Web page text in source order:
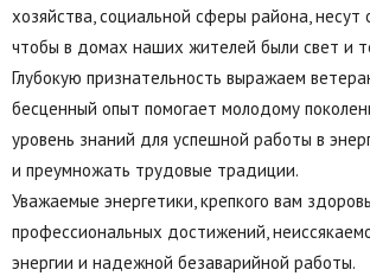
хозяйства, социальной сферы района, несут
чтобы в домах наших жителей были свет и
Глубокую признательность выражаем
бесценный опыт помогает молодому
уровень знаний для успешной работы в
и преумножать трудовые традиции.
Уважаемые энергетики, крепкого вам
профессиональных достижений,
энергии и надежной безаварийной работы.